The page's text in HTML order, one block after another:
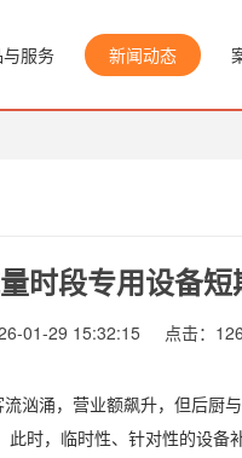
服务 新闻动态
时段专用设备短
01-29 15:32:15 点击： 126
汹涌，营业额飙升，但后厨
时，临时性、针对性的设备